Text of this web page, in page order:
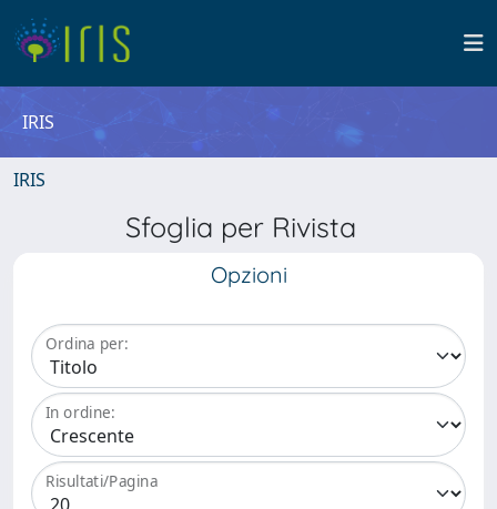
IRIS
IRIS
Sfoglia per Rivista
Opzioni
Ordina per:
In ordine:
Risultati/Pagina